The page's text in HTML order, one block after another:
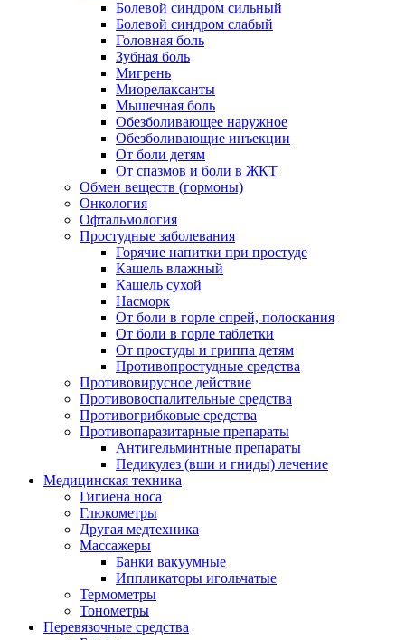
Болевой синдром сильный
Болевой синдром слабый
Головная боль
Зубная боль
Мигрень
Миорелаксанты
Мышечная боль
Обезболивающее наружное
Обезболивающие инъекции
От боли детям
От спазмов и боли в ЖКТ
Обмен веществ (гормоны)
Онкология
Офтальмология
Простудные заболевания
Горячие напитки при простуде
Кашель влажный
Кашель сухой
Насморк
От боли в горле спрей, полоскания
От боли в горле таблетки
От простуды и гриппа детям
Противопростудные средства
Противовирусное действие
Противовоспалительные средства
Противогрибковые средства
Противопаразитарные препараты
Антигельминтные препараты
Педикулез (вши и гниды) лечение
Медицинская техника
Гигиена носа
Глюкометры
Другая медтехника
Массажеры
Банки вакуумные
Иппликаторы игольчатые
Термометры
Тонометры
Перевязочные средства